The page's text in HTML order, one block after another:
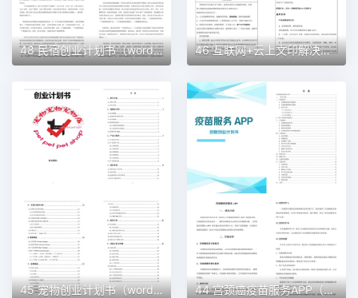
48 民宿创业计划书（word＋ppt配套）创业计划书word模板 46 互联网+云上文印解决方案创业计划书（word＋ppt配套）创业计划书word模板
45 宠物创业计划书（word＋ppt配套）创业计划书word模板 44 宫颈癌疫苗服务APP（word＋ppt配套）创业计划书word模板